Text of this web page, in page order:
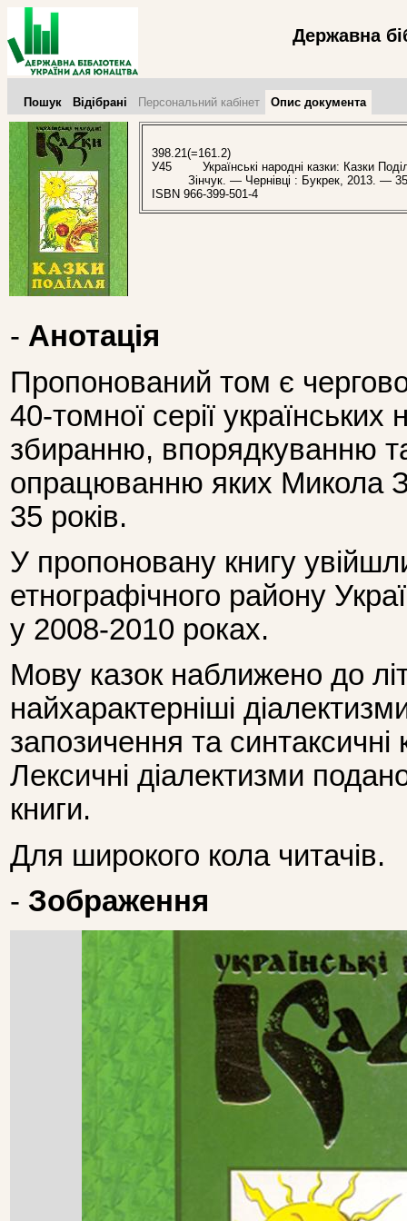
Державна
Пошук Відібрані Персональний кабінет Опис документа
398.21(=161.2)
У45
Українські народні казки: Казки
Зінчук. — Чернівці : Букрек, 2013. —
ISBN 966-399-501-4
- Анотація
Пропонований том є
40-томної серії українських
збиранню, впорядкуванню
опрацюванню яких Микола
35 років.
У пропоновану книгу
етнографічного району
у 2008-2010 роках.
Мову казок наближено до
найхарактерніші
запозичення та синтаксичні
Лексичні діалектизми
книги.
Для широкого кола читачів.
- Зображення